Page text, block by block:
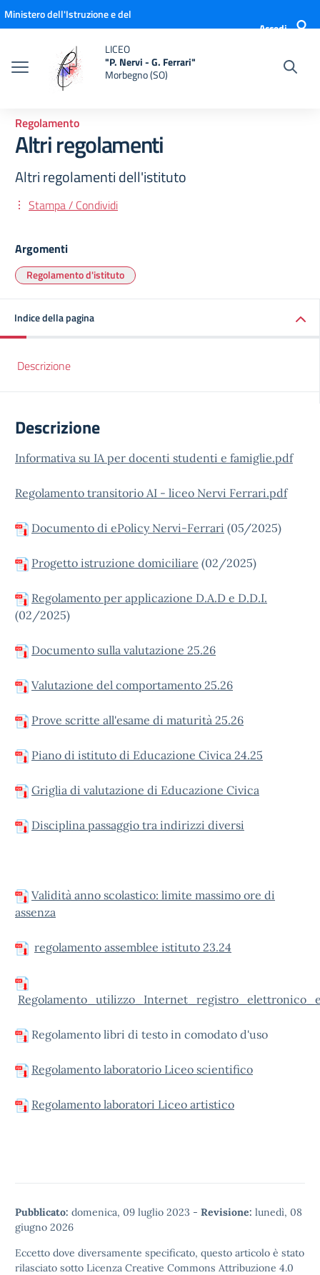
Vai ai contenuti
Vai al menu di navigazione
Vai al footer
Ministero dell'Istruzione e del
Accedi
LICEO
"P. Nervi - G. Ferrari"
Morbegno (SO)
Regolamento
Altri regolamenti
Altri regolamenti dell'istituto
Stampa / Condividi
Argomenti
Regolamento d'istituto
Indice della pagina
Descrizione
Descrizione
Informativa su IA per docenti studenti e famiglie.pdf
Regolamento transitorio AI - liceo Nervi Ferrari.pdf
Documento di ePolicy Nervi-Ferrari (05/2025)
Progetto istruzione domiciliare (02/2025)
Regolamento per applicazione D.A.D e D.D.I.
(02/2025)
Documento sulla valutazione 25.26
Valutazione del comportamento 25.26
Prove scritte all'esame di maturità 25.26
Piano di istituto di Educazione Civica 24.25
Griglia di valutazione di Educazione Civica
Disciplina passaggio tra indirizzi diversi
Validità anno scolastico: limite massimo ore di
assenza
regolamento assemblee istituto 23.24
Regolamento libri di testo in comodato d'uso
Regolamento laboratorio Liceo scientifico
Regolamento laboratori Liceo artistico
Pubblicato: domenica, 09 luglio 2023 - Revisione: lunedì, 08
giugno 2026
Eccetto dove diversamente specificato, questo articolo è stato
rilasciato sotto Licenza Creative Commons Attribuzione 4.0